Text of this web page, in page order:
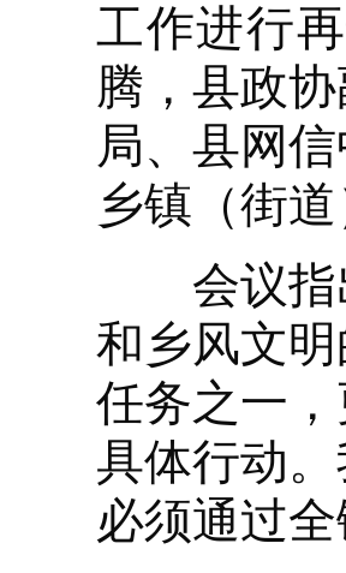
工作进行
腾，县政
局、县网
乡镇（街
会议指出
和乡风文
任务之一
具体行动
必须通过